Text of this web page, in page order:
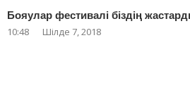
Бояулар фестивалі біздің
10:48 Шілде 7, 2018